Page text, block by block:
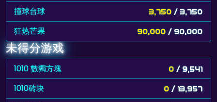
撞球台球 3,750 / 3,750
狂热芒果 90,000 / 90,000
未得分游戏
1010 數獨方塊 0 / 9,541
1010砖块 0 / 13,957